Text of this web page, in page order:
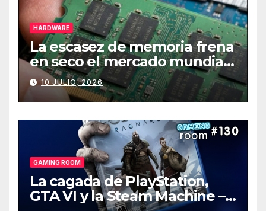
HARDWARE
La escasez de memoria frena
en seco el mercado mundial
de PCs
10 JULIO, 2026
GAMING ROOM
La cagada de PlayStation,
GTA VI y la Steam Machine –